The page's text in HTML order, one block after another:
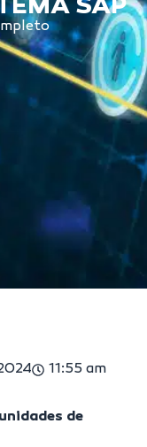
SAP
11:55 am
de